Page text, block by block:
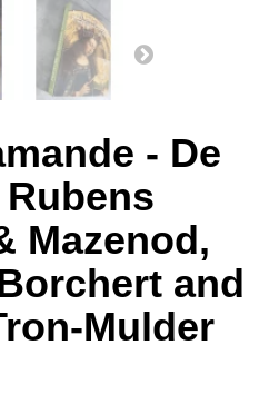
- De
Mazenod,
and
Mulder